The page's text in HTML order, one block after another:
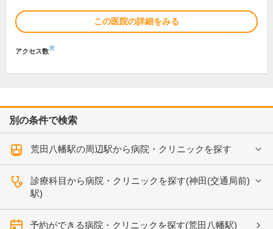
この医院の詳細をみる
アクセス数※
別の条件で検索
荒田八幡駅の周辺駅から病院・クリニックを探す
診療科目から病院・クリニックを探す(神田(交通局前)
駅)
予約ができる病院・クリニックを探す(荒田八幡駅)